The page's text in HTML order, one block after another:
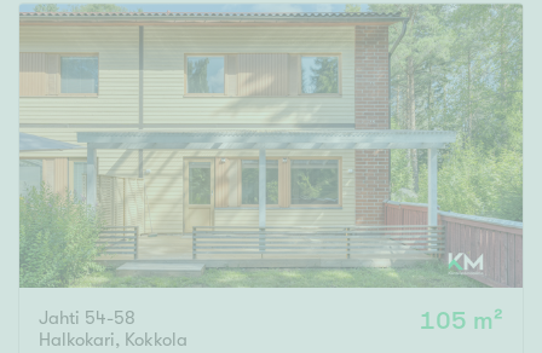
Hinta
000 000 €
Pinta-ala
Asuinpinta-ala Kokonaispinta-ala
Jahti 54-58
Halkokari, Kokkola
105 m²